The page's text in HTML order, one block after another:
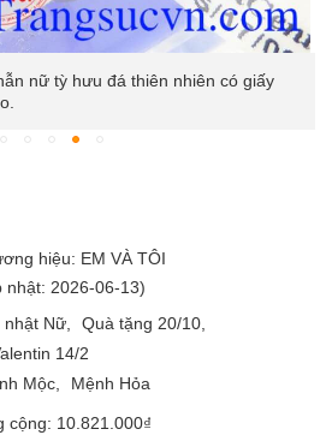
nữ tỳ hưu đá thiên nhiên có giấy
hiệu: EM VÀ TÔI
nhật: 2026-06-13)
nhật Nữ
Quà tặng 20/10
14/2
Mộc Mệnh Hỏa
cộng: 10.821.000₫